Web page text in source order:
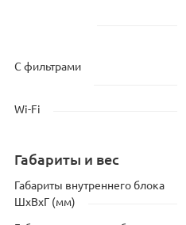
С фильтрами
Wi-Fi
Габариты и вес
Габариты внутреннего блока
ШхВхГ (мм)